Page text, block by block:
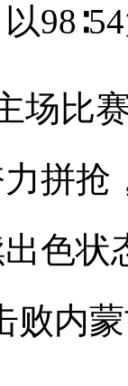
场比
拼抢
色
败内